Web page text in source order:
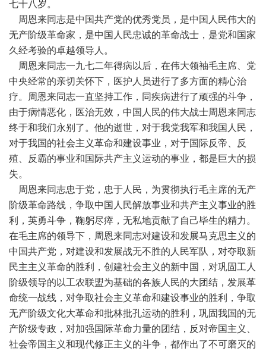
七十八岁。
周恩来同志是中国共产党的优秀党员，是中国人民伟大的
无产阶级革命家，是中国人民忠诚的革命战士，是党和国家
久经考验的卓越领导人。
周恩来同志一九七二年得病以后，在伟大领袖毛主席、党
中央经常的亲切关怀下，医护人员进行了多方面的精心治
疗。周恩来同志一直坚持工作，同疾病进行了顽强的斗争，
由于病情恶化，医治无效，中国人民的伟大战士周恩来同志
终于和我们永别了。他的逝世，对于我党我军和我国人民，
对于我国的社会主义革命和建设事业，对于国际反帝、反
殖、反霸的事业和国际共产主义运动的事业，都是巨大的损
失。
周恩来同志忠于党，忠于人民，为贯彻执行毛主席的无产
阶级革命路线，争取中国人民解放事业和共产主义事业的胜
利，英勇斗争，鞠躬尽瘁，无私地贡献了自己毕生的精力。
在毛主席的领导下，周恩来同志对建设和发展马克思主义的
中国共产党，对建设和发展战无不胜的人民军队，对夺取新
民主主义革命的胜利，创建社会主义的新中国，对巩固工人
阶级领导的以工农联盟为基础的各族人民的大团结，发展革
命统一战线，对争取社会主义革命和建设事业的胜利，争取
无产阶级文化大革命和批林批孔运动的胜利，巩固我国的无
产阶级专政，对加强国际革命力量的团结，反对帝国主义、
社会帝国主义和现代修正主义的斗争，都作出了不可磨灭的